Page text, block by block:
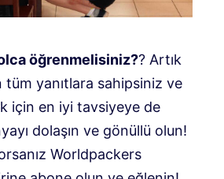
öğrenmelisiniz?? Artık
tüm yanıtlara sahipsiniz ve
için en iyi tavsiyeye de
dolaşın ve gönüllü olun!
Worldpackers